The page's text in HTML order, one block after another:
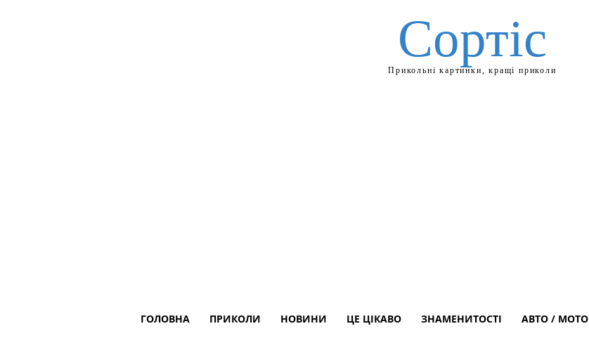
Сортіс
Прикольні картинки, кращі приколи
ГОЛОВНА ПРИКОЛИ НОВИНИ ЦЕ ЦІКАВО ЗНАМЕНИТОСТІ АВТО / МОТО